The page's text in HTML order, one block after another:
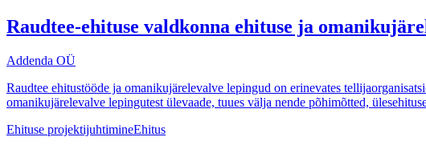
Raudtee-ehituse valdkonna ehituse ja
Addenda OÜ
Raudtee ehitustööde ja omanikujärelevalve lepingud on erinevates
omanikujärelevalve lepingutest ülevaade, tuues välja nende põhimõtted,
Ehituse projektijuhtimineEhitus